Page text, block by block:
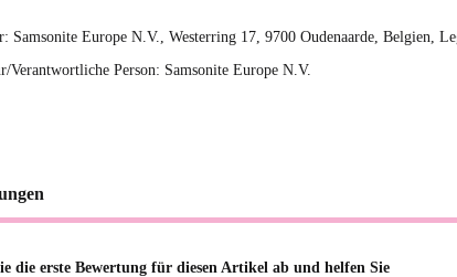
Samsonite Europe N.V., Westerring 17, 9700 Oudenaarde, Belgien,
Verantwortliche Person: Samsonite Europe N.V.
die erste Bewertung für diesen Artikel ab und helfen Sie